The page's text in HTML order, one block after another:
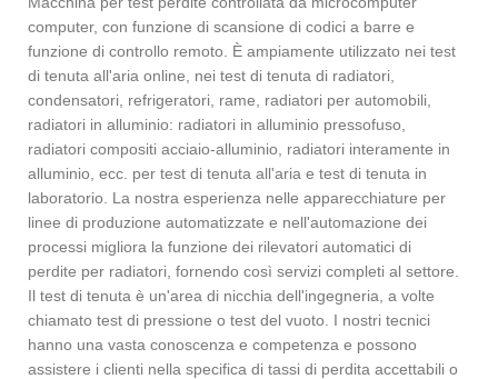
computer, con funzione di scansione di codici a barre e
funzione di controllo remoto. È ampiamente utilizzato nei test
di tenuta all'aria online, nei test di tenuta di radiatori,
condensatori, refrigeratori, rame, radiatori per automobili,
radiatori in alluminio: radiatori in alluminio pressofuso,
radiatori compositi acciaio-alluminio, radiatori interamente in
alluminio, ecc. per test di tenuta all'aria e test di tenuta in
laboratorio. La nostra esperienza nelle apparecchiature per
linee di produzione automatizzate e nell'automazione dei
processi migliora la funzione dei rilevatori automatici di
perdite per radiatori, fornendo così servizi completi al settore.
Il test di tenuta è un'area di nicchia dell'ingegneria, a volte
chiamato test di pressione o test del vuoto. I nostri tecnici
hanno una vasta conoscenza e competenza e possono
assistere i clienti nella specifica di tassi di perdita accettabili o